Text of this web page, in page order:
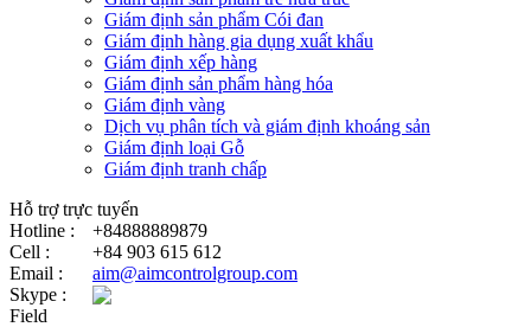
Giám định sản phẩm Cói đan
Giám định hàng gia dụng xuất khẩu
Giám định xếp hàng
Giám định sản phẩm hàng hóa
Giám định vàng
Dịch vụ phân tích và giám định khoáng sản
Giám định loại Gỗ
Giám định tranh chấp
Hỗ trợ trực tuyến
Hotline :
+84888889879
Cell :
+84 903 615 612
Email :
aim@aimcontrolgroup.com
Skype :
Field